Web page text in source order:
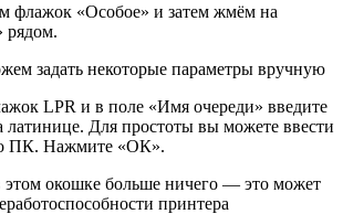
флажок «Особое» и затем жмём на
рядом.
задать некоторые параметры вручную
LPR и в поле «Имя очереди» введите
Для простоты вы можете ввести
ПК. Нажмите «ОК».
этом окошке больше ничего — это может
принтера